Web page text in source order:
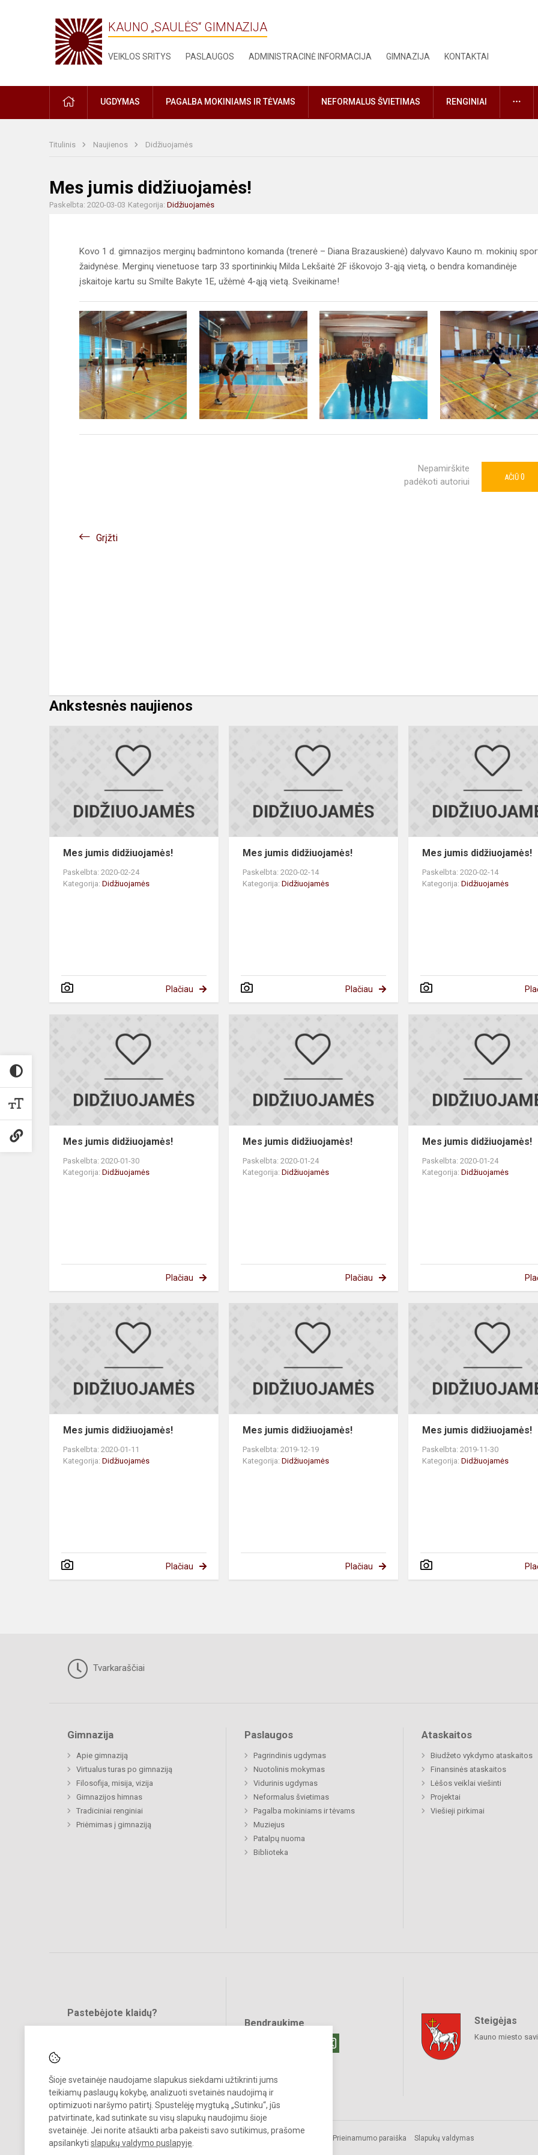
Šioje svetainėje naudojame slapukus siekdami užtikrinti jums
teikiamų paslaugų kokybę, analizuoti svetainės naudojimą ir
optimizuoti naršymo patirtį. Spustelėję mygtuką „Sutinku“, jūs
patvirtinate, kad sutinkate su visų slapukų naudojimu šioje
svetainėje. Jei norite atšaukti arba pakeisti savo sutikimus, prašome
apsilankyti slapukų valdymo puslapyje
KAUNO „SAULĖS“ GIMNAZIJA
VEIKLOS SRITYS PASLAUGOS ADMINISTRACINĖ INFORMACIJA GIMNAZIJA KONTAKTAI
PRADŽIAUGDYMAS PAGALBA MOKINIAMS IR TĖVAMS NEFORMALUS ŠVIETIMAS RENGINIAI
Titulinis Naujienos Didžiuojamės
Mes jumis didžiuojamės!
Paskelbta: 2020-03-03 Kategorija: Didžiuojamės
Kovo 1 d. gimnazijos merginų badmintono komanda (trenerė – Diana Brazauskienė) dalyvavo Kauno m. mokinių
žaidynėse. Merginų vienetuose tarp 33 sportininkių Milda Lekšaitė 2F iškovojo 3-ąją vietą, o bendra komandinėje
įskaitoje kartu su Smilte Bakyte 1E, užėmė 4-ąją vietą. Sveikiname!
Nepamirškite
padėkoti autoriui
AČIŪ 0
Grįžti
Ankstesnės naujienos
Mes jumis didžiuojamės!
Paskelbta: 2020-02-24
Kategorija: Didžiuojamės
Plačiau
Mes jumis didžiuojamės!
Paskelbta: 2020-02-14
Kategorija:Didžiuojamės
Plačiau
Mes jumis didžiuojamės!
Paskelbta: 2020-02-14
Kategorija:Didžiuojamės
Mes jumis didžiuojamės!
Paskelbta: 2020-01-30
Kategorija: Didžiuojamės
Plačiau
Mes jumis didžiuojamės!
Paskelbta: 2020-01-24
Kategorija:Didžiuojamės
Plačiau
Mes jumis didžiuojamės!
Paskelbta: 2020-01-24
Kategorija:Didžiuojamės
Mes jumis didžiuojamės!
Paskelbta: 2020-01-11
Kategorija: Didžiuojamės
Plačiau
Mes jumis didžiuojamės!
Paskelbta: 2019-12-19
Kategorija:Didžiuojamės
Plačiau
Mes jumis didžiuojamės!
Paskelbta: 2019-11-30
Kategorija:Didžiuojamės
Tvarkaraščiai
Gimnazija
Apie gimnaziją
Virtualus turas po gimnaziją
Filosofija, misija, vizija
Gimnazijos himnas
Tradiciniai renginiai
Priėmimas į gimnaziją
Paslaugos
Pagrindinis ugdymas
Nuotolinis mokymas
Vidurinis ugdymas
Neformalus švietimas
Pagalba mokiniams ir tėvams
Muziejus
Patalpų nuoma
Biblioteka
Ataskaitos
Biudžeto vykdymo ataskaitos
Finansinės ataskaitos
Lėšos veiklai viešinti
Projektai
Viešieji pirkimai
Pastebėjote klaidų?
Bendraukime Steigėjas
Kauno miesto
© 2023 Kauno „Saulės“ gimnazija. Visos teisės saugomos.
Kopijuoti turinį be raštiško gimnazijos sutikimo griežtai draudžiama.
Prieinamumo paraiška Slapukų valdymas